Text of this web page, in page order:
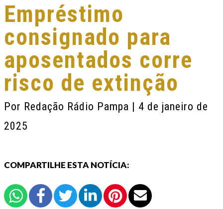
Empréstimo
consignado para
aposentados corre
risco de extinção
Por Redação Rádio Pampa | 4 de janeiro de
2025
COMPARTILHE ESTA NOTÍCIA: